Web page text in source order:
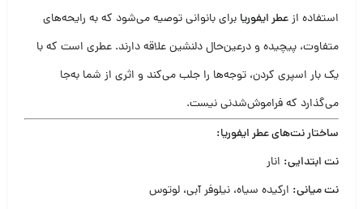
استفاده ازعطر ایفوریا برای بانوانی توصیه می‌شود که به رایحه‌های
متفاوت، پیچیده و درعین‌حال دلنشین علاقه دارند. عطری است که با
یک بار اسپری کردن، توجه‌ها را جلب می‌کند و اثری از شما به‌جا
می‌گذارد که فراموش‌شدنی نیست.
ساختار نت‌های عطر ایفوریا:
نت ابتدایی: انار
نت میانی: ارکیده سیاه، نیلوفر آبی، لوتوس